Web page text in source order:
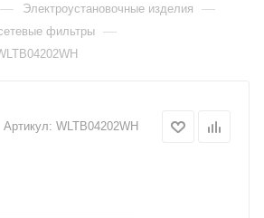
— Электроустановочные изделия —
фильтры —
Артикул: WLTB04202WH